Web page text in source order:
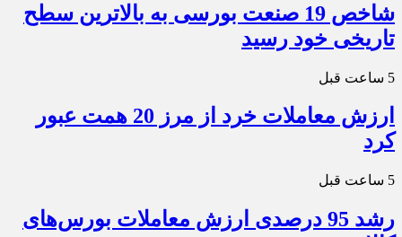
شاخص 19 صنعت بورسی به بالاترین سطح
تاریخی خود رسید
5 ساعت قبل
ارزش معاملات خرد از مرز 20 همت عبور
کرد
5 ساعت قبل
رشد 95 درصدی ارزش معاملات بورس‌های